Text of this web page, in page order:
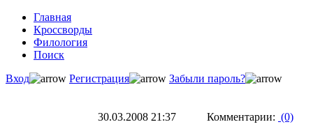
Главная
Кроссворды
Филология
Поиск
Вход
Регистрация Забыли пароль?
30.03.2008 21:37 Комментарии: (0)